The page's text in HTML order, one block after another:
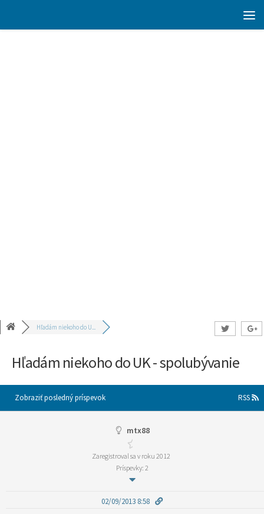
Hľadám niekoho do U...
Hľadám niekoho do UK - spolubývanie
Zobraziť posledný príspevok RSS
mtx88
Zaregistroval sa v roku 2012
Príspevky: 2
02/09/2013 8:58